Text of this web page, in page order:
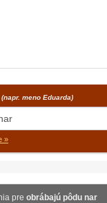
(napr. meno Eduarda)
»
pre obrábajú pôdu nar